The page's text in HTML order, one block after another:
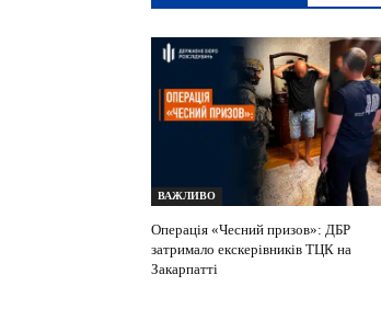
ВАЖЛИВО
Операція «Чесний призов»: ДБР
затримало екскерівників ТЦК на
Закарпатті